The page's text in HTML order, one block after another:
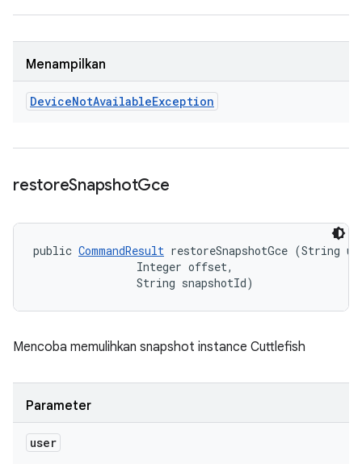
Menampilkan
DeviceNotAvailableException
restoreSnapshotGce
public CommandResult restoreSnapshotGce (String
                Integer offset,
                String snapshotId)
Mencoba memulihkan snapshot instance Cuttlefish
Parameter
user